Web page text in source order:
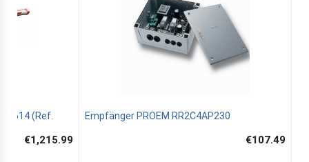
B614 (Ref.
€1,215.99
Empfänger PROEM RR2C4AP230
€107.49